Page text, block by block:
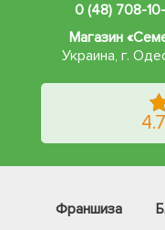
0 (48) 708-
Магазин
Украина, г.
4.7
Франшиза